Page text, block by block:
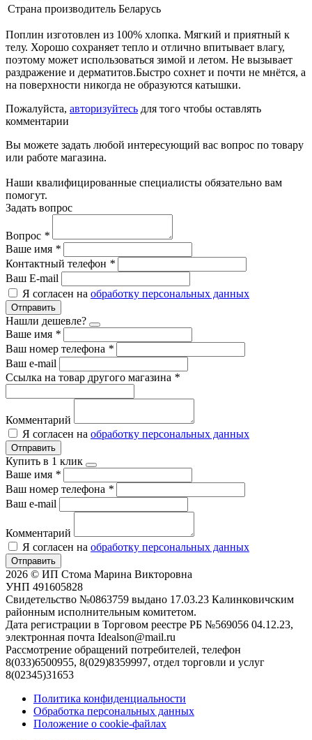
Страна производитель Беларусь
Поплин изготовлен из 100% хлопка. Мягкий и приятный к
телу. Хорошо сохраняет тепло и отлично впитывает влагу,
поэтому может использоваться зимой и летом. Не вызывает
раздражение и дерматитов.Быстро сохнет и почти не мнётся, а
на поверхности никогда не образуются катышки.
Пожалуйста, авторизуйтесь для того чтобы оставлять
комментарии
Вы можете задать любой интересующий вас вопрос по товару
или работе магазина.
Наши квалифицированные специалисты обязательно вам
помогут.
Задать вопрос
Вопрос *
Ваше имя *
Контактный телефон *
Ваш E-mail
Я согласен на обработку персональных данных
Отправить
Нашли дешевле?
Ваше имя *
Ваш номер телефона *
Ваш e-mail
Ссылка на товар другого магазина *
Комментарий
Я согласен на обработку персональных данных
Отправить
Купить в 1 клик
Ваше имя *
Ваш номер телефона *
Ваш e-mail
Комментарий
Я согласен на обработку персональных данных
Отправить
2026 © ИП Стома Марина Викторовна
УНП 491605828
Свидетельство №0863759 выдано 17.03.23 Калинковичским
районным исполнительным комитетом.
Дата регистрации в Торговом реестре РБ №569056 04.12.23,
электронная почта Idealson@mail.ru
Рассмотрение обращений потребителей, телефон
8(033)6500955, 8(029)8359997, отдел торговли и услуг
8(02345)31653
Политика конфиденциальности
Обработка персональных данных
Положение о cookie-файлах